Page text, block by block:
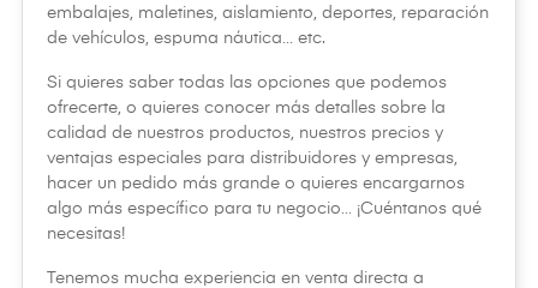
embalajes, maletines, aislamiento, deportes, reparación
de vehículos, espuma náutica… etc.
Si quieres saber todas las opciones que podemos
ofrecerte, o quieres conocer más detalles sobre la
calidad de nuestros productos, nuestros precios y
ventajas especiales para distribuidores y empresas,
hacer un pedido más grande o quieres encargarnos
algo más específico para tu negocio… ¡Cuéntanos qué
necesitas!
Tenemos mucha experiencia en venta directa a